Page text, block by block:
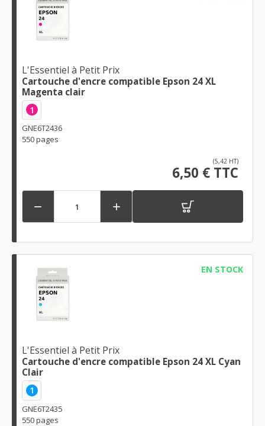
L'Essentiel à Petit Prix
Cartouche d'encre compatible Epson 24 XL
Magenta clair
1
GNE6T2436
550 pages
(5,42 HT)
6,50 € TTC
 
EN STOCK
L'Essentiel à Petit Prix
Cartouche d'encre compatible Epson 24 XL Cyan
Clair
1
GNE6T2435
550 pages